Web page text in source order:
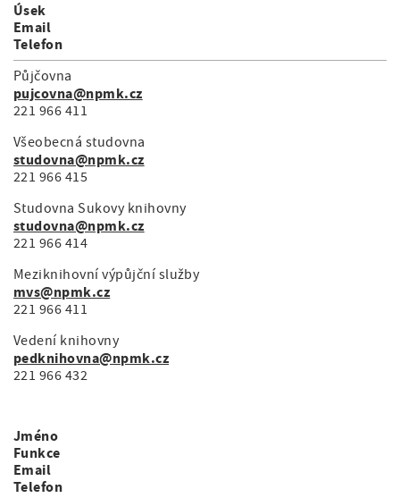
Úsek
Email
Telefon
Půjčovna
pujcovna@npmk.cz
221 966 411
Všeobecná studovna
studovna@npmk.cz
221 966 415
Studovna Sukovy knihovny
studovna@npmk.cz
221 966 414
Meziknihovní výpůjční služby
mvs@npmk.cz
221 966 411
Vedení knihovny
pedknihovna@npmk.cz
221 966 432
Jméno
Funkce
Email
Telefon